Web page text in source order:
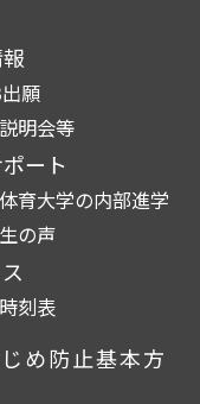
願
明会等
ート
育大学の内部進学
の声
刻表
め防止基本方